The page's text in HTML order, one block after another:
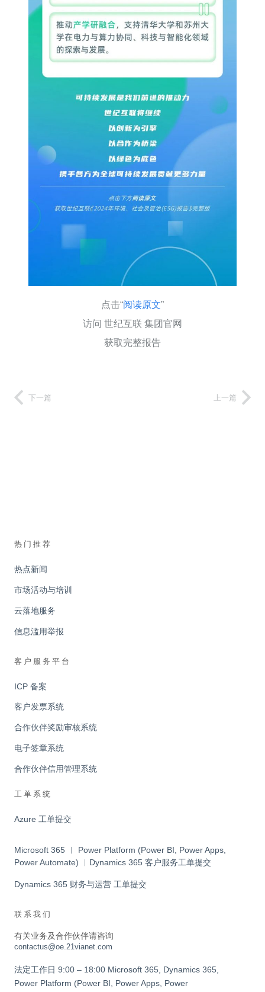
点击“阅读原文”
访问 世纪互联 集团官网
获取完整报告
下一篇 上一篇
热门推荐
热点新闻
市场活动与培训
云落地服务
信息滥用举报
客户服务平台
ICP 备案
客户发票系统
合作伙伴奖励审核系统
电子签章系统
合作伙伴信用管理系统
工单系统
Azure 工单提交
Microsoft 365 ︱ Power Platform (Power BI, Power Apps,
Power Automate) ︱Dynamics 365 客户服务工单提交
Dynamics 365 财务与运营 工单提交
联系我们
有关业务及合作伙伴请咨询
contactus@oe.21vianet.com
法定工作日 9:00 – 18:00 Microsoft 365, Dynamics 365,
Power Platform (Power BI, Power Apps, Power